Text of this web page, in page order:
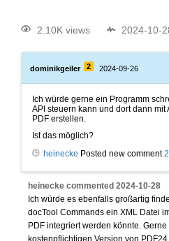
2.10K views 2024-10-
dominikgeiler 2 2024-09-26
Ich würde gerne ein Programm
API steuern kann und dort dann mit
PDF erstellen.
Ist das möglich?
heinecke Posted new comment
heinecke commented 2024-10-28
Ich würde es ebenfalls großartig
docTool Commands ein XML Datei
PDF integriert werden könnte.